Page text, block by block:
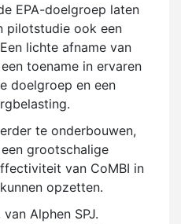
EPA-doelgroep laten
pilotstudie ook een
lichte afname van
toename in ervaren
doelgroep en een
te onderbouwen,
grootschalige
van CoMBI in
opzetten.
Alphen SPJ.